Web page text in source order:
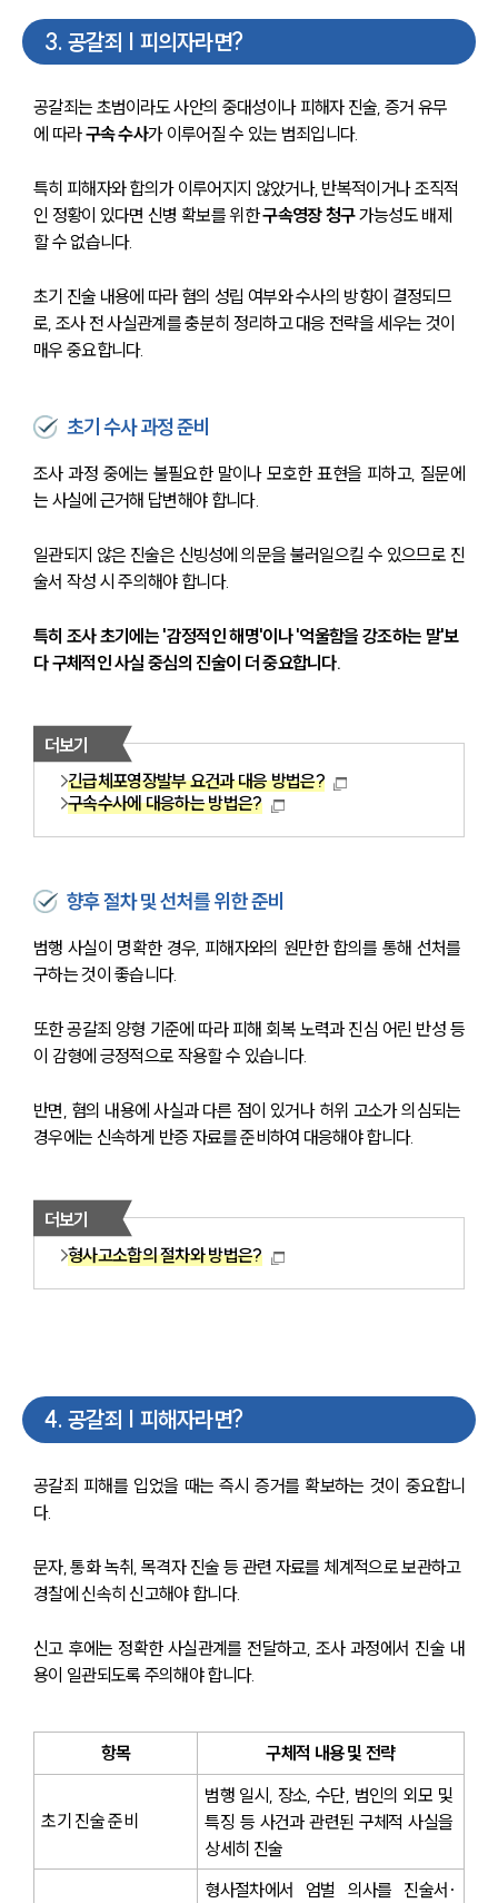
법률정보
법률지식인
고객후기
업무분야
분야별
법률상담전문변호사
언론보도
법률 블로그
법률서식
뉴스레터/브로슈어
대륜법률상담예약
3. 공갈죄 | 피의자라면?
공갈죄는 초범이라도 사안의 중대성이나 피해자 진술, 증거 유무
에 따라 구속 수사가 이루어질 수 있는 범죄입니다.
특히 피해자와 합의가 이루어지지 않았거나, 반복적이거나 조직적
인 정황이 있다면 신병 확보를 위한 구속영장 청구 가능성도 배제
할 수 없습니다.
초기 진술 내용에 따라 혐의 성립 여부와 수사의 방향이 결정되므
로, 조사 전 사실관계를 충분히 정리하고 대응 전략을 세우는 것이
매우 중요합니다.
초기 수사 과정 준비
조사 과정 중에는 불필요한 말이나 모호한 표현을 피하고, 질문에
는 사실에 근거해 답변해야 합니다.
일관되지 않은 진술은 신빙성에 의문을 불러일으킬 수 있으므로 진
술서 작성 시 주의해야 합니다.
특히 조사 초기에는 '감정적인 해명'이나 '억울함을 강조하는 말'보
다 구체적인 사실 중심의 진술이 더 중요합니다.
더보기
긴급체포영장발부 요건과 대응 방법은?
구속수사에 대응하는 방법은?
향후 절차 및 선처를 위한 준비
범행 사실이 명확한 경우, 피해자와의 원만한 합의를 통해 선처를
구하는 것이 좋습니다.
또한 공갈죄 양형 기준에 따라 피해 회복 노력과 진심 어린 반성 등
이 감형에 긍정적으로 작용할 수 있습니다.
반면, 혐의 내용에 사실과 다른 점이 있거나 허위 고소가 의심되는
경우에는 신속하게 반증 자료를 준비하여 대응해야 합니다.
더보기
형사고소합의 절차와 방법은?
4. 공갈죄 | 피해자라면?
공갈죄 피해를 입었을 때는 즉시 증거를 확보하는 것이 중요합니
다.
문자, 통화 녹취, 목격자 진술 등 관련 자료를 체계적으로 보관하고
경찰에 신속히 신고해야 합니다.
신고 후에는 정확한 사실관계를 전달하고, 조사 과정에서 진술 내
용이 일관되도록 주의해야 합니다.
항목 구체적 내용 및 전략
초기 진술 준비
범행 일시, 장소, 수단, 범인의 외모 및
특징 등 사건과 관련된 구체적 사실을
상세히 진술
형사절차에서 엄벌 의사를 진술서·